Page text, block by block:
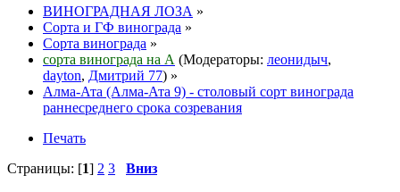
ВИНОГРАДНАЯ ЛОЗА »
Сорта и ГФ винограда »
Сорта винограда »
сорта винограда на А (Модераторы: леонидыч,
dayton, Дмитрий 77) »
Алма-Ата (Алма-Ата 9) - столовый сорт винограда
раннесреднего срока созревания
Печать
Страницы: [1] 2 3 Вниз